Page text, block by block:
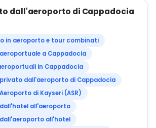
dall'aeroporto di Cappadocia
in aeroporto e tour combinati
a Cappadocia
in Cappadocia
dall'aeroporto di Cappadocia
di Kayseri (ASR)
all'aeroporto
all'hotel